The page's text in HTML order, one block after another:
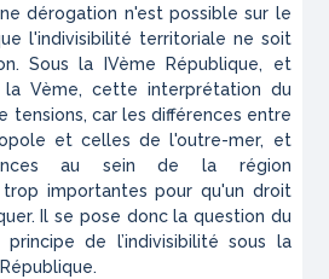
dérogation n'est possible sur le
l'indivisibilité territoriale ne soit
Sous la IVème République, et
la Vème, cette interprétation du
tensions, car les différences entre
et celles de l'outre-mer, et
au sein de la région
importantes pour qu'un droit
Il se pose donc la question du
de l’indivisibilité sous la